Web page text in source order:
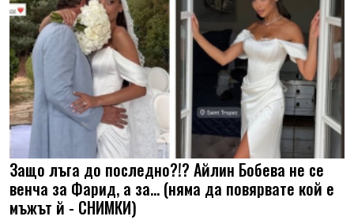
Защо лъга до последно?!? Айлин Бобева не се
венча за Фарид, а за... (няма да повярвате кой е
мъжът й - СНИМКИ)